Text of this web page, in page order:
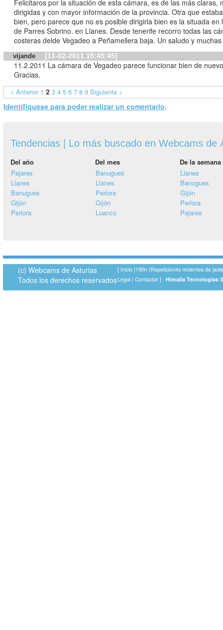
Felicitaros por la situación de esta cámara, es de las más claras,
dirigidas y con mayor información de la provincia. Otra que
bien, pero parece que no es posible dirigirla bien es la situada en
de Parres Sobrino. en Llanes. Desde tenerife recorro todas las cámaras
costeras delde Vegadeo a Peñamellera baja. Un saludo y
vijande [11-02-2011 15:45:45]
11.2.2011 La cámara de Vegadeo parece funcionar bien de
Gracias.
< Anterior 1 2 3 4 5 6 7 8 9 Siguiente >
Identifíquese para poder realizar un comentario.
Tendencias | Lo más buscado en Webcams de
Del año Del mes
De la semana
Pajares
Llanes
Banugues
Gijón
Perlora
Banugues
Llanes
Perlora
Gijón
Luanco
Llanes
Banugues
Gijón
Perlora
Pajares
(c) Webcams de Asturias
Todos los derechos reservados
[ Inicio |1Win |Repeticiones recientes de
Legal | Contactar Himalia Tecnologías